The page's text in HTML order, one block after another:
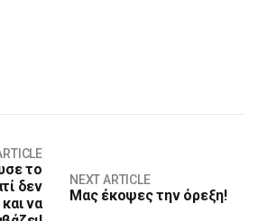
το
δεν
να
NEXT ARTICLE
Mας έκοψες την όρεξη!